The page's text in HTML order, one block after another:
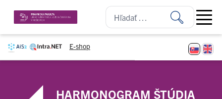
E-shop
Open
HARMONOGRAM ŠTÚDIA